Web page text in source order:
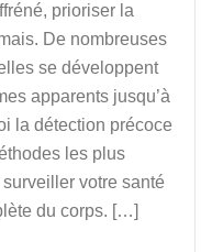
prioriser la
De nombreuses
se développent
apparents jusqu’à
la détection précoce
les plus
votre santé
du corps. […]